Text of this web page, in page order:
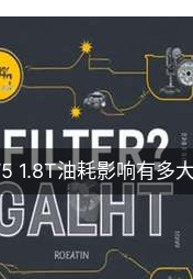
1.8T油耗影响有多大